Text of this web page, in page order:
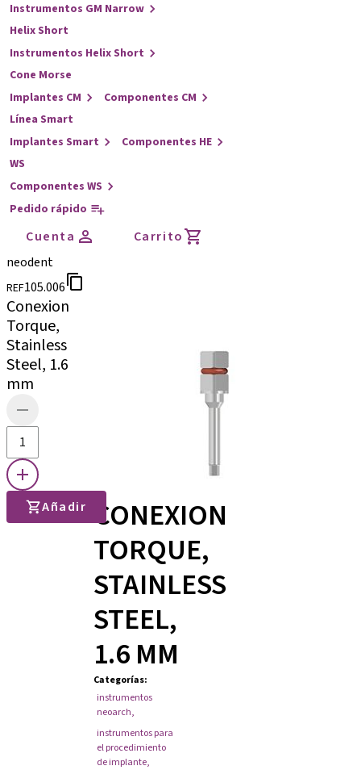
Instrumentos GM Narrow
Helix Short
Instrumentos Helix Short
Cone Morse
Implantes CM
Componentes CM
Línea Smart
Implantes Smart
Componentes HE
WS
Componentes WS
Pedido rápido
Cuenta
Carrito
neodent
REF105.006
Conexion
Torque,
Stainless
Steel, 1.6
mm
Añadir CONEXION
TORQUE,
STAINLESS
STEEL,
1.6 MM
Categorías:
instrumentos
neoarch,
instrumentos para
el procedimiento
de implante,